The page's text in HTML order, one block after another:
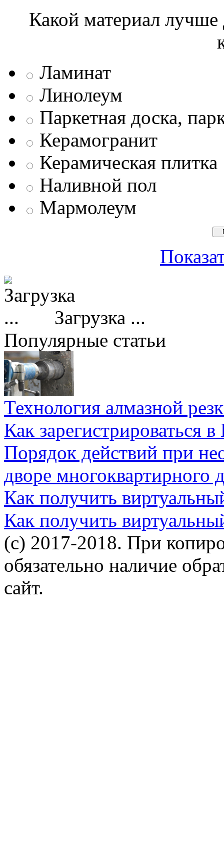
Какой материал
Ламинат
Линолеум
Паркетная доска,
Керамогранит
Керамическая плитка
Наливной пол
Мармолеум
Загрузка ...
Популярные статьи
Технология алмазной
Как зарегистрироваться
Порядок действий при
дворе многоквартирного
Как получить
Как получить
(c) 2017-2018. При
обязательно наличие
сайт.